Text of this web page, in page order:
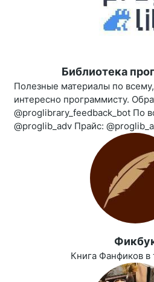
Библиотека
Полезные материалы по
интересно программисту.
@proglibrary_feedback_bot По
@proglib_adv Прайс:
Книга Фанфиков в